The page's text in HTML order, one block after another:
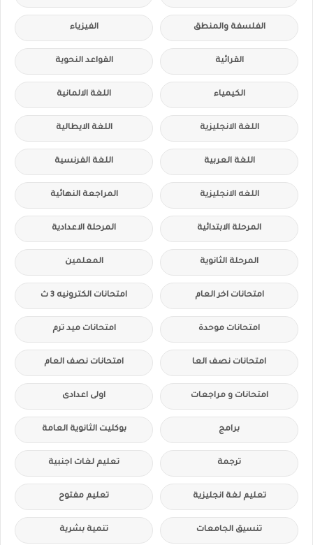
الفلسفة والمنطق الفيزياء
القرائية القواعد النحوية
الكيمياء اللغة الالمانية
اللغة الانجليزية اللغة الايطالية
اللغة العربية اللغة الفرنسية
اللغه الانجليزية المراجعة النهائية
المرحلة الابتدائية المرحلة الاعدادية
المرحلة الثانوية المعلمين
امتحانات اخر العام امتحانات الكترونيه 3 ث
امتحانات موحدة امتحانات ميد ترم
امتحانات نصف العا امتحانات نصف العام
امتحانات و مراجعات اولى اعدادى
برامج بوكليت الثانوية العامة
ترجمة تعليم لغات اجنبية
تعليم لغة انجليزية تعليم مفتوح
تنسيق الجامعات تنمية بشرية